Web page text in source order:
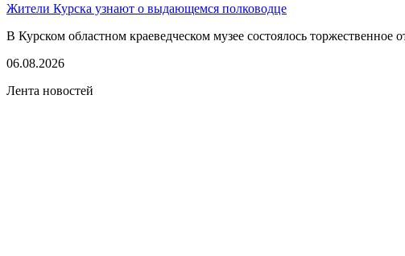
Жители Курска узнают о выдающемся полководце
В Курском областном краеведческом музее состоялось
06.08.2026
Лента новостей